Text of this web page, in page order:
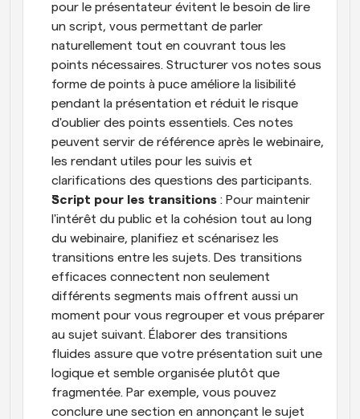
pour le présentateur évitent le besoin de lire
un script, vous permettant de parler
naturellement tout en couvrant tous les
points nécessaires. Structurer vos notes sous
forme de points à puce améliore la lisibilité
pendant la présentation et réduit le risque
d'oublier des points essentiels. Ces notes
peuvent servir de référence après le webinaire,
les rendant utiles pour les suivis et
clarifications des questions des participants.
Script pour les transitions : Pour maintenir
l'intérêt du public et la cohésion tout au long
du webinaire, planifiez et scénarisez les
transitions entre les sujets. Des transitions
efficaces connectent non seulement
différents segments mais offrent aussi un
moment pour vous regrouper et vous préparer
au sujet suivant. Élaborer des transitions
fluides assure que votre présentation suit une
logique et semble organisée plutôt que
fragmentée. Par exemple, vous pouvez
conclure une section en annonçant le sujet